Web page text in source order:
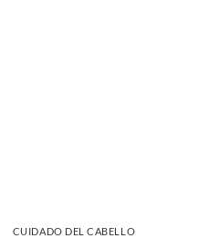
CUIDADO DEL CABELLO